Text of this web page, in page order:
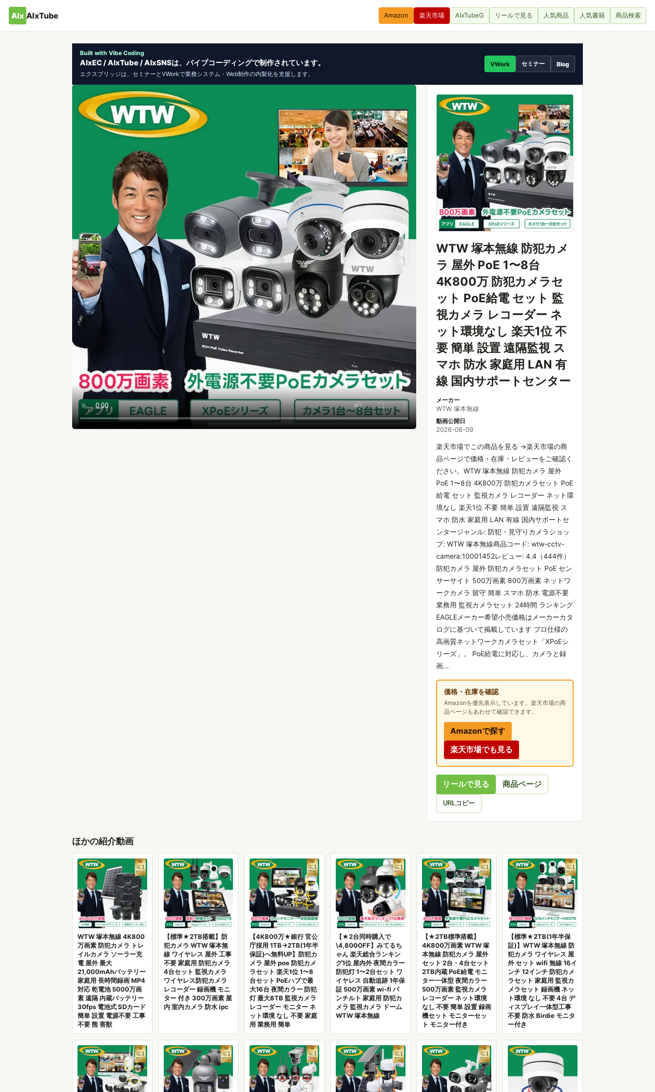
AIx AIxTube Amazon 楽天市場 AIxTubeG リールで見る 人気商品 人気書籍 商品検索
Built with Vibe Coding
AIxEC / AIxTube / AIxSNSは、バイブコーディングで制作されています。
エクスブリッジは、セミナーとVWorkで業務システム・Web制作の内製化を支援します。
VWork セミナー Blog
WTW 塚本無線 防犯カメ
ラ 屋外 PoE 1〜8台
4K800万 防犯カメラセ
ット PoE給電 セット 監
視カメラ レコーダー ネ
ット環境なし 楽天1位 不
要 簡単 設置 遠隔監視 ス
マホ 防水 家庭用 LAN 有
線 国内サポートセンター
メーカー
WTW 塚本無線
動画公開日
2026-06-09
楽天市場でこの商品を見る →楽天市場の商
品ページで価格・在庫・レビューをご確認く
ださい。WTW 塚本無線 防犯カメラ 屋外
PoE 1〜8台 4K800万 防犯カメラセット PoE
給電 セット 監視カメラ レコーダー ネット環
境なし 楽天1位 不要 簡単 設置 遠隔監視 ス
マホ 防水 家庭用 LAN 有線 国内サポートセ
ンタージャンル: 防犯・見守りカメラショッ
プ: WTW 塚本無線商品コード: wtw-cctv-
camera:10001452レビュー: 4.4（444件）
防犯カメラ 屋外 防犯カメラセット PoE セン
サーサイト 500万画素 800万画素 ネットワ
ークカメラ 留守 簡単 スマホ 防水 電源不要
業務用 監視カメラセット 24時間 ランキング
EAGLEメーカー希望小売価格はメーカーカタ
ログに基づいて掲載しています プロ仕様の
高画質ネットワークカメラセット「XPoEシ
リーズ」。 PoE給電に対応し、カメラと録
画...
価格・在庫を確認
Amazonを優先表示しています。楽天市場の商
品ページもあわせて確認できます。
Amazonで探す
楽天市場でも見る
リールで見る 商品ページ
URLコピー
ほかの紹介動画
WTW 塚本無線 4K800
万画素 防犯カメラ トレ
イルカメラ ソーラー充
電 屋外 最大
21,000mAhバッテリー
家庭用 長時間録画 MP4
対応 乾電池 5000万画
素 遠隔 内蔵バッテリー
30fps 電池式 SDカード
簡単 設置 電源不要 工事
不要 熊 害獣
【標準★2TB搭載】防
犯カメラ WTW 塚本無
線 ワイヤレス 屋外 工事
不要 家庭用 防犯カメラ
4台セット 監視カメラ
ワイヤレス防犯カメラ
レコーダー 録画機 モニ
ター 付き 300万画素 屋
内 室内カメラ 防水 ipc
【4K800万★銀行 官公
庁採用 1TB→2TB(1年半
保証)へ無料UP】防犯カ
メラ 屋外 poe 防犯カメ
ラセット 楽天1位 1〜8
台セット PoEハブで最
大16台 夜間カラー 防犯
灯 最大8TB 監視カメラ
レコーダー モニター ネ
ット環境 なし 不要 家庭
用 業務用 簡単
【★2台同時購入で
\4,800OFF】みてるち
ゃん 楽天総合ランキン
グ1位 屋内外 夜間カラー
防犯灯 1〜2台セット ワ
イヤレス 自動追跡 1年保
証 500万画素 wi-fi パ
ンチルト 家庭用 防犯カ
メラ 監視カメラ ドーム
WTW 塚本無線
【★2TB標準搭載】
4K800万画素 WTW 塚
本無線 防犯カメラ 屋外
セット 2台・4台セット
2TB内蔵 PoE給電 モニ
ター一体型 夜間カラー
500万画素 監視カメラ
レコーダー ネット環境
なし 不要 簡単 設置 録画
機セット モニターセッ
ト モニター付き
【標準★2TB(1年半保
証)】WTW 塚本無線 防
犯カメラ ワイヤレス 屋
外 セット wifi 無線 16イ
ンチ 12インチ 防犯カメ
ラセット 家庭用 監視カ
メラセット 録画機 ネッ
ト環境 なし 不要 4台 デ
ィスプレイ一体型工事
不要 防水 Birdie モニタ
ー付き